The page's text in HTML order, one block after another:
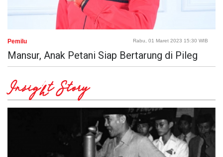
Pemilu Rabu, 01 Maret 2023 15:30 WIB
Mansur, Anak Petani Siap Bertarung di Pileg
Insight Story